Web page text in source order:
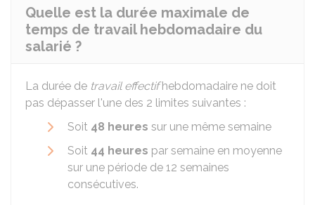
Quelle est la durée maximale de
temps de travail hebdomadaire du
salarié ?
La durée de travail effectifhebdomadaire ne doit
pas dépasser l'une des 2 limites suivantes :
Soit 48 heures sur une même semaine
Soit 44 heures par semaine en moyenne
sur une période de 12 semaines
consécutives.